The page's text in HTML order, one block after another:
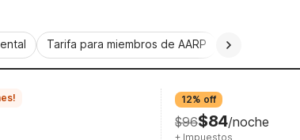
Tarifa para miembros de AARP
12% off
$96$84/noche
+ Impuestos